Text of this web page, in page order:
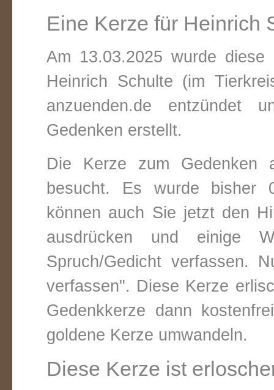
Eine Kerze für Heinrich
Am 13.03.2025 wurde
Heinrich Schulte (im
anzuenden.de entzündet
Gedenken erstellt.
Die Kerze zum Gedenken
besucht. Es wurde bisher
können auch Sie jetzt den
ausdrücken und einige
Spruch/Gedicht verfassen.
verfassen". Diese Kerze
Gedenkkerze dann
goldene Kerze umwandeln.
Diese Kerze ist